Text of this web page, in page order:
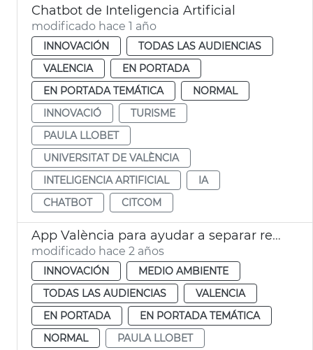
Chatbot de Inteligencia Artificial
modificado hace 1 año
INNOVACIÓN
TODAS LAS AUDIENCIAS
VALENCIA
EN PORTADA
EN PORTADA TEMÁTICA
NORMAL
INNOVACIÓ
TURISME
PAULA LLOBET
UNIVERSITAT DE VALÈNCIA
INTELIGENCIA ARTIFICIAL
IA
CHATBOT
CITCOM
App València para ayudar a separar residuos
modificado hace 2 años
INNOVACIÓN
MEDIO AMBIENTE
TODAS LAS AUDIENCIAS
VALENCIA
EN PORTADA
EN PORTADA TEMÁTICA
NORMAL
PAULA LLOBET